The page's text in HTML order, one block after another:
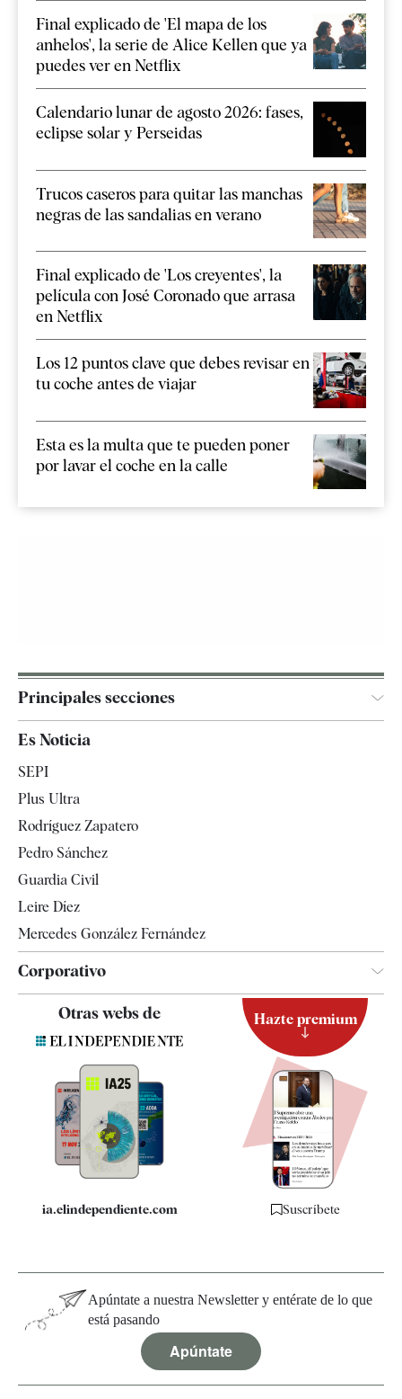
Final explicado de 'El mapa de los
anhelos', la serie de Alice Kellen que ya
puedes ver en Netflix
Calendario lunar de agosto 2026: fases,
eclipse solar y Perseidas
Trucos caseros para quitar las manchas
negras de las sandalias en verano
Final explicado de 'Los creyentes', la
película con José Coronado que arrasa
en Netflix
Los 12 puntos clave que debes revisar en
tu coche antes de viajar
Esta es la multa que te pueden poner
por lavar el coche en la calle
Principales secciones
España
Televisión
Es Noticia
SEPI
Plus Ultra
Rodríguez Zapatero
Pedro Sánchez
Guardia Civil
Leire Díez
Mercedes González Fernández
Corporativo
Contacto
Quiénes somos
Especificaciones
Otras webs de
ia.elindependiente.com
Hazte premium
Suscríbete
Apúntate a nuestra Newsletter y entérate de lo que
está pasando
Apúntate